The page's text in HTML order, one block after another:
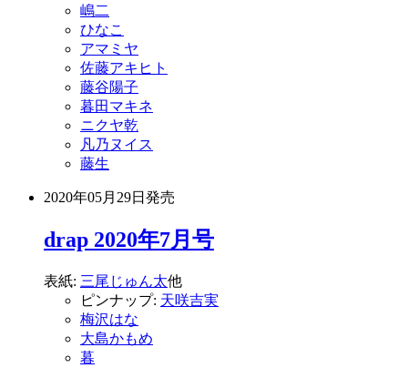
嶋二
ひなこ
アマミヤ
佐藤アキヒト
藤谷陽子
暮田マキネ
ニクヤ乾
凡乃ヌイス
藤生
2020年05月29日 発売
drap 2020年7月号
表紙: 三尾じゅん太他
ピンナップ: 天咲吉実
梅沢はな
大島かもめ
暮